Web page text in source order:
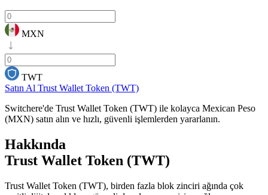
MXN
TWT
Satın Al Trust Wallet Token (TWT)
Switchere'de Trust Wallet Token (TWT) ile kolayca Mexican Peso
(MXN) satın alın ve hızlı, güvenli işlemlerden yararlanın.
Hakkında
Trust Wallet Token (TWT)
Trust Wallet Token (TWT), birden fazla blok zinciri ağında çok